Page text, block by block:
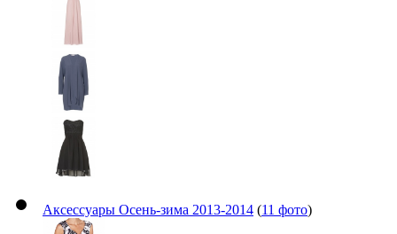
Аксессуары Осень-зима 2013-2014 (11 фото)